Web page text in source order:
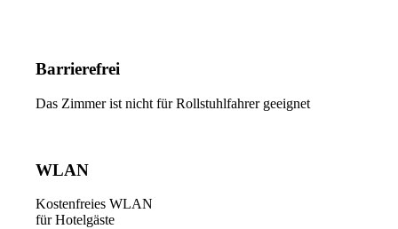
Barrierefrei
Das Zimmer ist nicht für Rollstuhlfahrer geeignet
WLAN
Kostenfreies WLAN
für Hotelgäste